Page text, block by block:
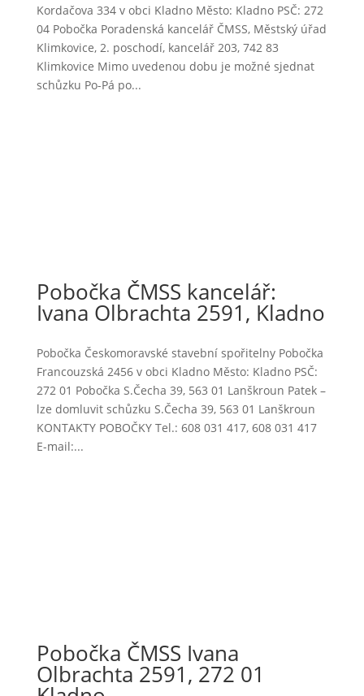
Kordačova 334 v obci Kladno Město: Kladno PSČ: 272
04 Pobočka Poradenská kancelář ČMSS, Městský úřad
Klimkovice, 2. poschodí, kancelář 203, 742 83
Klimkovice Mimo uvedenou dobu je možné sjednat
schůzku Po-Pá po...
Pobočka ČMSS kancelář:
Ivana Olbrachta 2591, Kladno
Pobočka Českomoravské stavební spořitelny Pobočka
Francouzská 2456 v obci Kladno Město: Kladno PSČ:
272 01 Pobočka S.Čecha 39, 563 01 Lanškroun Patek –
lze domluvit schůzku S.Čecha 39, 563 01 Lanškroun
KONTAKTY POBOČKY Tel.: 608 031 417, 608 031 417
E-mail:...
Pobočka ČMSS Ivana
Olbrachta 2591, 272 01